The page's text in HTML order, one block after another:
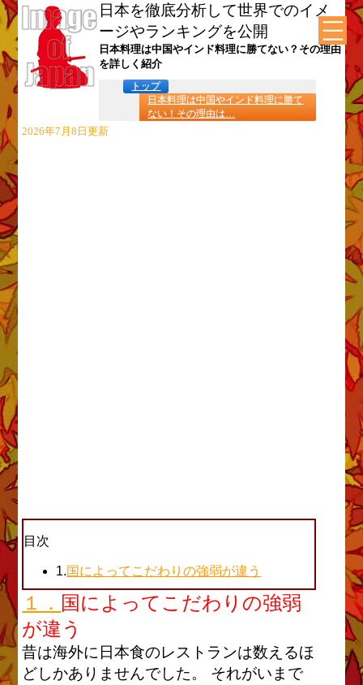
日本を徹底分析して世界でのイメ
ージやランキングを公開
日本料理は中国やインド料理に勝てない？その理由
を詳しく紹介
トップ
日本料理は中国やインド料理に勝て
ない！その理由は…
2026年7月8日更新
目次
1.国によってこだわりの強弱が違う
１． 国によってこだわりの強弱
が違う
昔は海外に日本食のレストランは数えるほ
どしかありませんでした。 それがいまで